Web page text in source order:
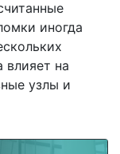
иногда
влияет на
узлы и